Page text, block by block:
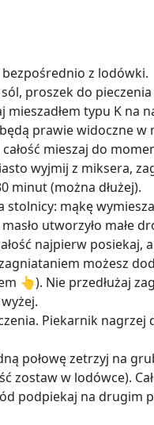
z lodówki.
proszek do
mieszadłem typu K na
prawie widoczne w
mieszaj do
wyjmij z miksera,
minut (można dłużej).
mąkę
utworzyło małe
najpierw posiekaj,
możesz
👆). Nie przedłużaj
Piekarnik nagrzej
połowę zetrzyj na
zostaw w lodówce).
podpiekaj na drugim